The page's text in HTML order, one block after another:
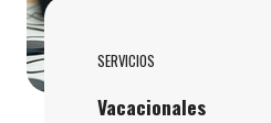
SERVICIOS
Vacacionales